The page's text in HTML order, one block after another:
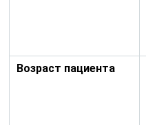
Возраст пациента